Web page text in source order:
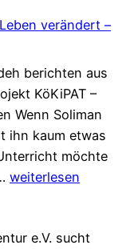
z
e
C
h
a
n
c
ü
verändert –
berichten aus
KöKiPAT –
Wenn Soliman
ihn kaum etwas
möchte
E
e
weiterlesen
e.V. sucht